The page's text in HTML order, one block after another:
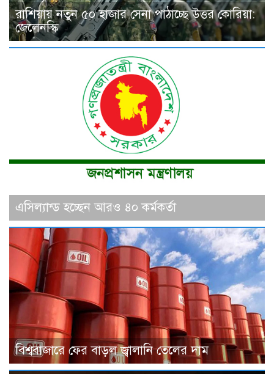
রাশিয়ায় নতুন ৫০ হাজার সেনা পাঠাচ্ছে উত্তর কোরিয়া:
জেলেনস্কি
এসিল্যান্ড হচ্ছেন আরও ৪০ কর্মকর্তা
বিশ্ববাজারে ফের বাড়ল জ্বালানি তেলের দাম